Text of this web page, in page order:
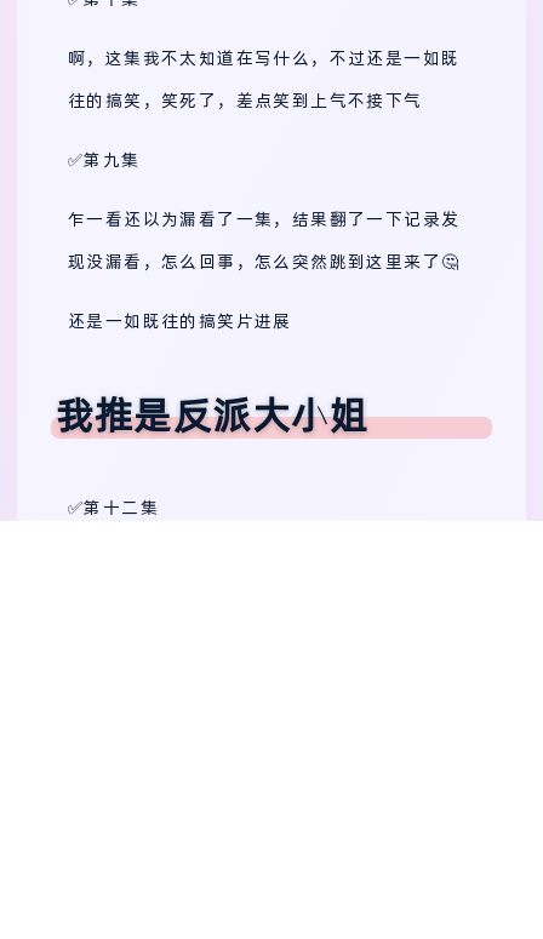
啊，这集我不太知道在写什么，不过还是一如既
往的搞笑，笑死了，差点笑到上气不接下气
✅第九集
乍一看还以为漏看了一集，结果翻了一下记录发
现没漏看，怎么回事，怎么突然跳到这里来了🤔️
还是一如既往的搞笑片进展
我推是反派大小姐
✅第十二集